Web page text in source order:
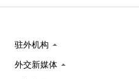
驻外机构
外交新媒体